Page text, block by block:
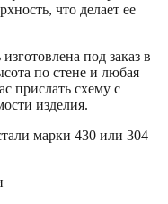
что делает ее
под заказ в
по стене и любая
прислать схему с
изделия.
марки 430 или 304